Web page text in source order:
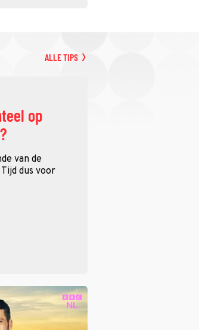
ALLE TIPS
op
van de
dus voor